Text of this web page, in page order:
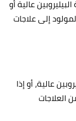
عالية أو
قد يحتاج المولود إلى علاجات
عالية، أو إذا
العلاجات